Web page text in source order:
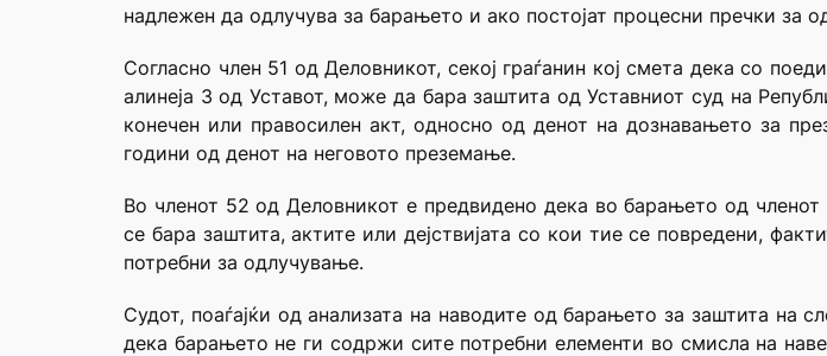
надлежен да одлучува за барањето и ако постојат процесни пречки за
Согласно член 51 од Деловникот, секој граѓанин кој смета дека со
алинеја 3 од Уставот, може да бара заштита од Уставниот суд на
конечен или правосилен акт, односно од денот на дознавањето за
години од денот на неговото преземање.
Во членот 52 од Деловникот е предвидено дека во барањето од
се бара заштита, актите или дејствијата со кои тие се повредени,
потребни за одлучување.
Судот, поаѓајќи од анализата на наводите од барањето за заштита на
дека барањето не ги содржи сите потребни елементи во смисла на